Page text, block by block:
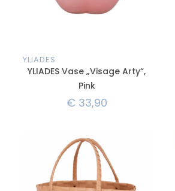
YLIADES
YLIADES Vase „Visage Arty“,
Pink
€33,90